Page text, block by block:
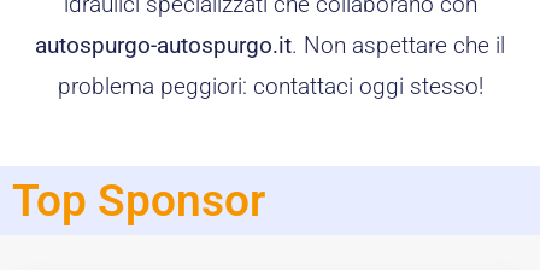
autospurgo-autospurgo.it. Non aspettare che il
problema peggiori: contattaci oggi stesso!
Top Sponsor